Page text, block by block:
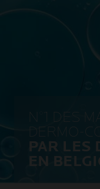
N°1 DES
DERMO-
PAR LES
EN